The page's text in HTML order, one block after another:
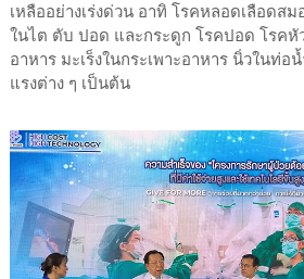
เหลืออย่างเร่งด่วน อาทิ โรคหลอดเลือดสม
ในไต ตับ ปอด และกระดูก โรคปอด โรคหั
อาหาร มะเร็งในกระเพาะอาหาร นิ่วในท่อ
แรงต่าง ๆ เป็นต้น